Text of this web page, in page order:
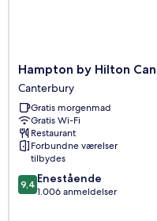
Hampton
by
Hilton
Canterbury
Canterbury
Hampton by Hilton
Canterbury
Gratis morgenmad
Gratis Wi-Fi
Restaurant
Forbundne værelser
tilbydes
9.4
ud
9,4 Enestående
1.006 anmeldelser